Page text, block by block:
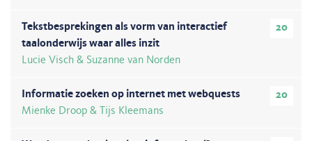
20
Tekstbesprekingen als vorm van interactief
taalonderwijs waar alles inzit
Lucie Visch & Suzanne van Norden
20
Informatie zoeken op internet met webquests
Mienke Droop & Tijs Kleemans